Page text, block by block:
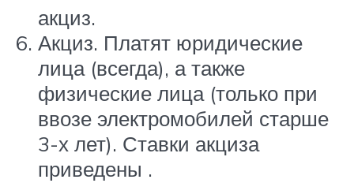
акциз.
Акциз. Платят юридические
лица (всегда), а также
физические лица (только при
ввозе электромобилей старше
3-х лет). Ставки акциза
приведены .